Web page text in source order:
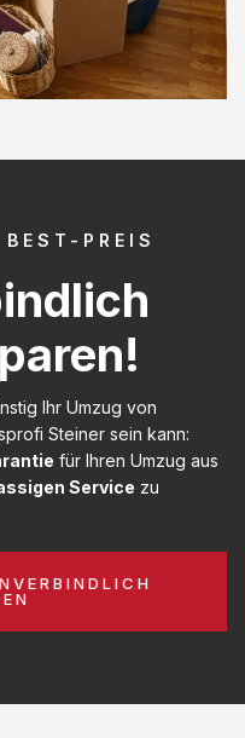
PREIS
Ihr Umzug von
Steiner sein kann:
für Ihren Umzug aus
Service zu